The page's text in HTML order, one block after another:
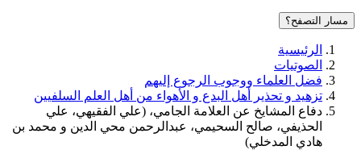
مسار التصفح؟
الرئيسية
الصوتيات
فضل العلماء ووجوب الرجوع إليهم
تزهيد و تحذير أهل البدع و الأهواء من أهل العلم السلفيين
دفاع المشايخ عن العلامة الجامي، (علي الفقيهي، علي
الحذيفي، صالح السحيمي، عبدالرحمن محي الدين و محمد بن
هادي المدخلي)